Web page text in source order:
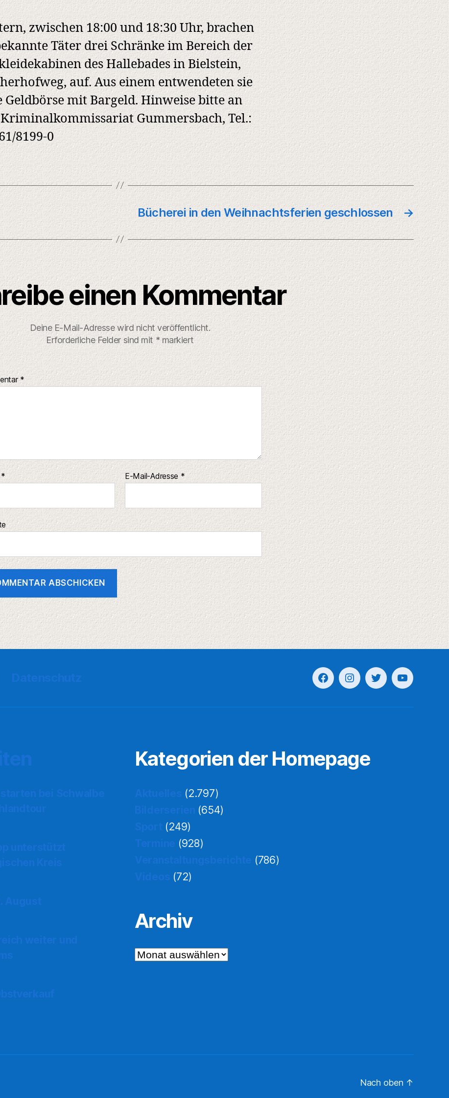
zwischen 18:00 und 18:30 Uhr, brachen
Täter drei Schränke im Bereich der
des Hallebades in Bielstein,
auf. Aus einem entwendeten sie
Geldbörse mit Bargeld. Hinweise bitte an
Kriminalkommissariat Gummersbach, Tel.:
8199-0
→
Bücherei in den Weihnachtsferien geschlossen
einen Kommentar
Deine E-Mail-Adresse wird nicht veröffentlicht.
Erforderliche Felder sind mit*markiert
*
* E-Mail-Adresse *
Kategorien der Homepage
(2.797)
(654)
(249)
(928)
(786)
(72)
Archiv
Archiv
Nach oben ↑